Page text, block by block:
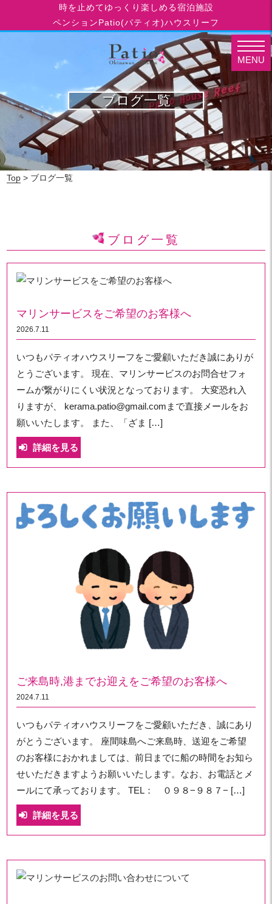
時を止めてゆっくり楽しめる宿泊施設
ペンションPatio(パティオ)ハウスリーフ
ブログ一覧
Top > ブログ一覧
ブログ一覧
マリンサービスをご希望のお客様へ
2026.7.11
いつもパティオハウスリーフをご愛顧いただき誠にありが
とうございます。 現在、マリンサービスのお問合せフォ
ームが繋がりにくい状況となっております。 大変恐れ入
りますが、 kerama.patio@gmail.comまで直接メールをお
願いいたします。 また、「ざま […]
詳細を見る
ご来島時,港までお迎えをご希望のお客様へ
2024.7.11
いつもパティオハウスリーフをご愛顧いただき、誠にあり
がとうございます。 座間味島へご来島時、送迎をご希望
のお客様におかれましては、前日までに船の時間をお知ら
せいただきますようお願いいたします。なお、お電話とメ
ールにて承っております。 TEL： ０９８−９８７− […]
詳細を見る
MENU